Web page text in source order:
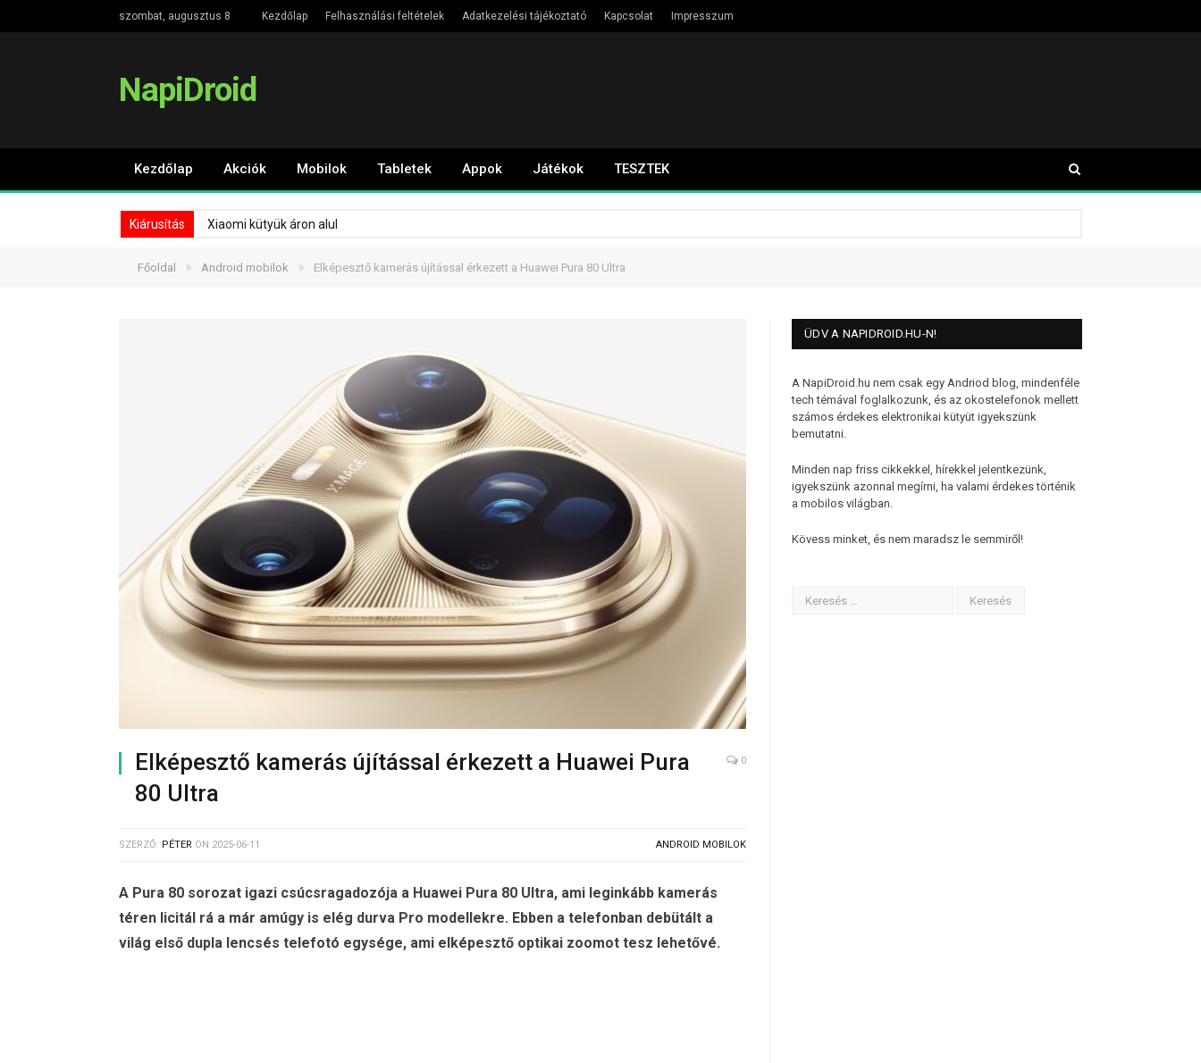
szombat, augusztus 8 Kezdőlap Felhasználási feltételek Adatkezelési tájékoztató Kapcsolat Impresszum
NapiDroid
Kezdőlap Akciók Mobilok Tabletek Appok Játékok TESZTEK
Kiárusítás Xiaomi kütyük áron alul
Főoldal » Android mobilok » Elképesztő kamerás újítással érkezett a Huawei Pura 80 Ultra
Elképesztő kamerás újítással érkezett a Huawei Pura
80 Ultra
0
SZERZŐ: PÉTER ON 2025-06-11 ANDROID MOBILOK
A Pura 80 sorozat igazi csúcsragadozója a Huawei Pura 80 Ultra, ami leginkább kamerás
téren licitál rá a már amúgy is elég durva Pro modellekre. Ebben a telefonban debütált a
világ első dupla lencsés telefotó egysége, ami elképesztő optikai zoomot tesz lehetővé.
ÜDV A NAPIDROID.HU-N!
A NapiDroid.hu nem csak egy Andriod blog, mindenféle
tech témával foglalkozunk, és az okostelefonok mellett
számos érdekes elektronikai kütyüt igyekszünk
bemutatni.
Minden nap friss cikkekkel, hírekkel jelentkezünk,
igyekszünk azonnal megírni, ha valami érdekes történik
a mobilos világban.
Kövess minket, és nem maradsz le semmiről!